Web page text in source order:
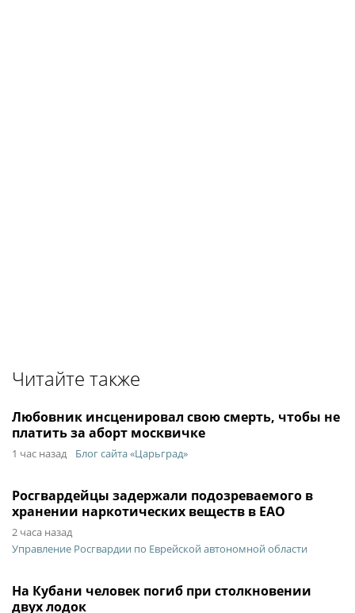
Читайте также
Любовник инсценировал свою смерть, чтобы не
платить за аборт москвичке
1 час назад Блог сайта «Царьград»
Росгвардейцы задержали подозреваемого в
хранении наркотических веществ в ЕАО
2 часа назад
Управление Росгвардии по Еврейской автономной области
На Кубани человек погиб при столкновении
двух лодок